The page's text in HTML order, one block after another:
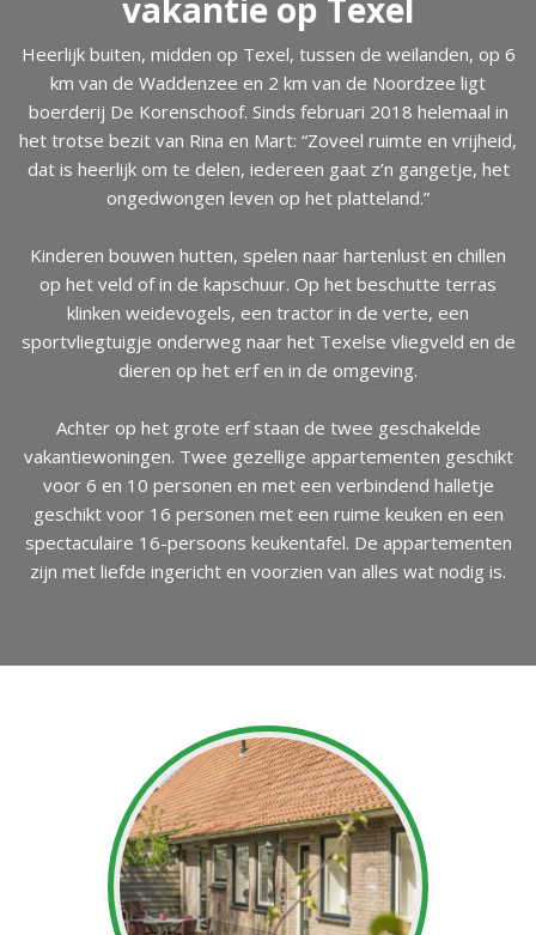
vakantie op Texel
Heerlijk buiten, midden op Texel, tussen de weilanden, op 6
km van de Waddenzee en 2 km van de Noordzee ligt
boerderij De Korenschoof. Sinds februari 2018 helemaal in
het trotse bezit van Rina en Mart: “Zoveel ruimte en vrijheid,
dat is heerlijk om te delen, iedereen gaat z’n gangetje, het
ongedwongen leven op het platteland.”
Kinderen bouwen hutten, spelen naar hartenlust en chillen
op het veld of in de kapschuur. Op het beschutte terras
klinken weidevogels, een tractor in de verte, een
sportvliegtuigje onderweg naar het Texelse vliegveld en de
dieren op het erf en in de omgeving.
Achter op het grote erf staan de twee geschakelde
vakantiewoningen. Twee gezellige appartementen geschikt
voor 6 en 10 personen en met een verbindend halletje
geschikt voor 16 personen met een ruime keuken en een
spectaculaire 16-persoons keukentafel. De appartementen
zijn met liefde ingericht en voorzien van alles wat nodig is.